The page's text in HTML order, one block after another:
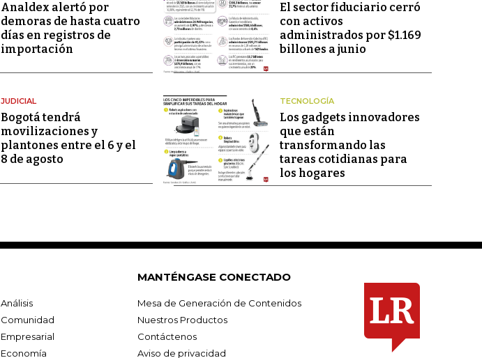
Analdex alertó por
demoras de hasta cuatro
días en registros de
importación
El sector fiduciario cerró
con activos
administrados por $1.169
billones a junio
JUDICIAL
Bogotá tendrá
movilizaciones y
plantones entre el 6 y el
8 de agosto
TECNOLOGÍA
Los gadgets innovadores
que están
transformando las
tareas cotidianas para
los hogares
Análisis
Comunidad
Empresarial
Economía
MANTÉNGASE CONECTADO
Mesa de Generación de Contenidos
Nuestros Productos
Contáctenos
Aviso de privacidad